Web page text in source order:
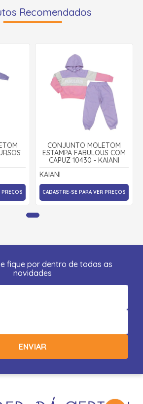
Recomendados
PREÇOS
CONJUNTO MOLETOM
ESTAMPA FABULOUS COM
CAPUZ 10430 - KAIANI
KAIANI
CADASTRE-SE PARA VER PREÇOS
fique por dentro de todas as
novidades
ENVIAR